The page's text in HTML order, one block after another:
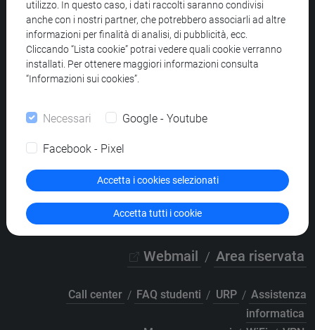
Università Ca’ Foscari
Dorsoduro 3246, 30123 Venezia
PEC
protocollo@pec.unive.it
Privacy /Cookies /Credits e note legali
Accessibilità
Webmail / Area riservata
Call center / FAQ studenti / URP / Assistenza
informatica
utilizzo. In questo caso, i dati raccolti saranno condivisi
anche con i nostri partner, che potrebbero associarli ad altre
informazioni per finalità di analisi, di pubblicità, ecc.
Cliccando “Lista cookie” potrai vedere quali cookie verranno
installati. Per ottenere maggiori informazioni consulta
“Informazioni sui cookies”.
Necessari Google - Youtube
Facebook - Pixel
Accetta i cookies selezionati
Accetta tutti i cookie